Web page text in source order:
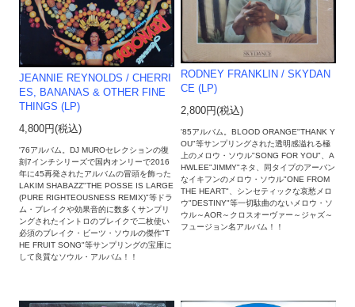
JEANNIE REYNOLDS / CHERRI
ES, BANANAS & OTHER FINE
THINGS (LP)
4,800円(税込)
'76アルバム。DJ MUROセレクションの復
刻7インチシリーズで国内オンリーで2016
年に45再発されたアルバムの冒頭を飾った
LAKIM SHABAZZ"THE POSSE IS LARGE
(PURE RIGHTEOUSNESS REMIX)"等ドラ
ム・ブレイクや効果音的に数多くサンプリ
ングされたイントロのブレイクで二枚使い
必須のブレイク・ビーツ・ソウルの傑作"T
HE FRUIT SONG"等サンプリングの宝庫に
して良質なソウル・アルバム！！
RODNEY FRANKLIN / SKYDAN
CE (LP)
2,800円(税込)
'85アルバム。BLOOD ORANGE"THANK Y
OU"等サンプリングされた透明感溢れる極
上のメロウ・ソウル"SONG FOR YOU"、A
HWLEE"JIMMY"ネタ、同タイプのアーバン
なイキフンのメロウ・ソウル"ONE FROM
THE HEART"、シンセティックな哀愁メロ
ウ"DESTINY"等一切駄曲のないメロウ・ソ
ウル～AOR～クロスオーヴァー～ジャズ～
フュージョン名アルバム！！